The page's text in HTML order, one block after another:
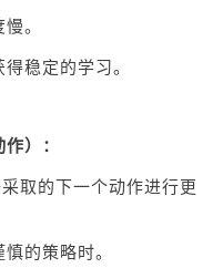
。
稳定的学习。
）：
取的下一个动作进行更
的策略时。